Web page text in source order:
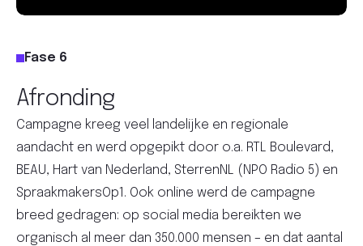
Fase 6
Afronding
Campagne kreeg veel landelijke en regionale
aandacht en werd opgepikt door o.a. RTL Boulevard,
BEAU, Hart van Nederland, SterrenNL (NPO Radio 5) en
SpraakmakersOp1. Ook online werd de campagne
breed gedragen: op social media bereikten we
organisch al meer dan 350.000 mensen – en dat aantal